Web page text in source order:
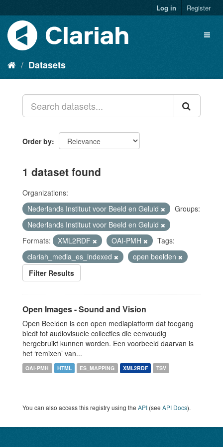
Log in Register
Datasets
Order by
1 dataset found
Organizations:
Nederlands Instituut voor Beeld en Geluid
Groups:
Nederlands Instituut voor Beeld en Geluid
Formats:
XML2RDF OAI-PMH
Tags:
clariah_media_es_indexed
open beelden
Filter Results
Open Images - Sound and Vision
Open Beelden is een open mediaplatform dat toegang
biedt tot audiovisuele collecties die eenvoudig
hergebruikt kunnen worden. Een voorbeeld daarvan is
het ‘remixen’ van...
OAI-PMH HTML ES_MAPPING XML2RDF TSV
You can also access this registry using the API (see API Docs).